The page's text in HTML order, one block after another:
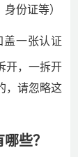
份证等）
一张认证
开，一拆开
，请忽略这
些？